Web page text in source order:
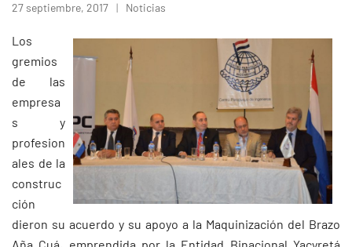
27 septiembre, 2017 Noticias
Los
gremios
de las
empresa
s y
profesion
ales de la
construc
ción
dieron su acuerdo y su apoyo a la Maquinización del Brazo